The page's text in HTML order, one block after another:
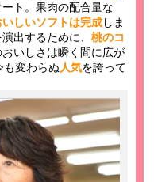
ート。果肉の配合量な
いしいソフトは完成しま
出するために、桃のコ
いしさは瞬く間に広が
も変わらぬ人気を誇って